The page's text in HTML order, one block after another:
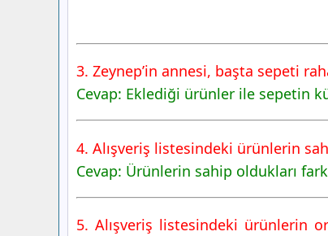
3. Zeynep’in annesi, başta sepeti
Cevap: Eklediği ürünler ile sepetin
4. Alışveriş listesindeki ürünlerin
Cevap: Ürünlerin sahip oldukları
5. Alışveriş listesindeki ürünlerin